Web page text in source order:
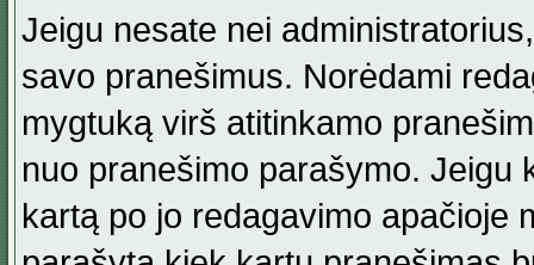
Jeigu nesate nei
savo pranešimus. Norėdami
mygtuką virš atitinkamo
nuo pranešimo parašymo. Jeigu
kartą po jo redagavimo apačioje